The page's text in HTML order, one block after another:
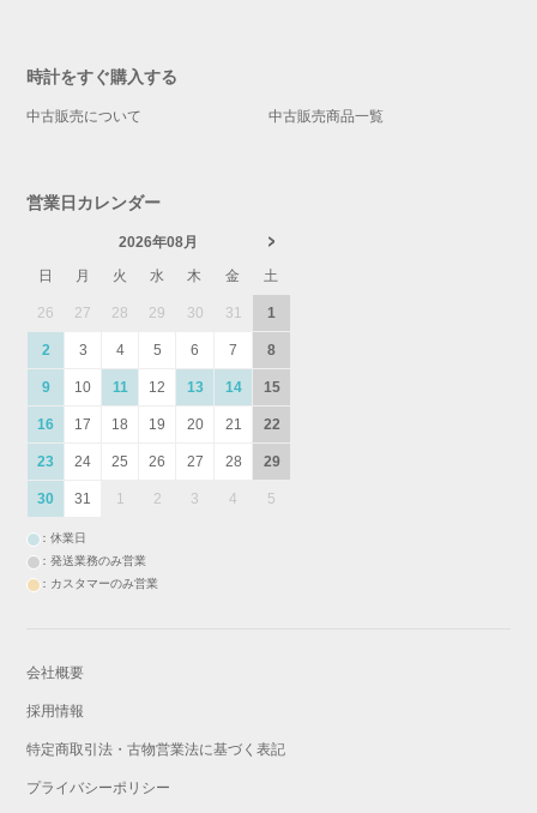
時計をすぐ購入する
中古販売について 中古販売商品一覧
営業日カレンダー
2026年08月
日
月 火 水 木 金 土
26 27 28 29 30 31 1
2 3 4 5 6 7 8
9 10 11 12 13 14 15
16 17 18 19 20 21 22
23 24 25 26 27 28 29
30 31 1 2 3 4 5
：休業日
：発送業務のみ営業
：カスタマーのみ営業
会社概要
採用情報
特定商取引法・古物営業法に基づく表記
プライバシーポリシー